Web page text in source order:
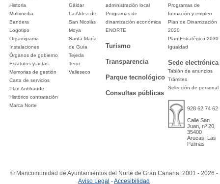
Historia
Multimedia
Bandera
Logotipo
Organigrama
Instalaciones
Órganos de gobierno
Estatutos y actas
Memorias de gestión
Carta de servicios
Plan Antifraude
Histórico contratación
Marca Norte
Gáldar
La Aldea de
San Nicolás
Moya
Santa María
de Guía
Tejeda
Teror
Valleseco
administración local
Programas de
dinamización económica
ENORTE
Turismo
Transparencia
Parque tecnológico
Consultas públicas
Programas de
formación y empleo
Plan de Dinamización
2020
Plan Estratégico 2030
Igualdad
Sede electrónica
Tablón de anuncios
Trámites
Selección de personal
928 62 74 62
Calle San
Juan, nº 20,
35400
Arucas, Las
Palmas
© Mancomunidad de Ayuntamientos del Norte de Gran Canaria. 2001 - 2026 -
Aviso Legal -Accesibilidad